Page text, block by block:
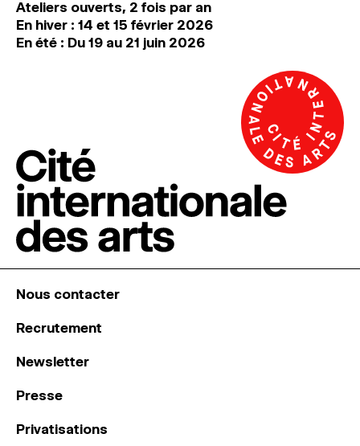
Ateliers ouverts, 2 fois par an
En hiver : 14 et 15 février 2026
En été : Du 19 au 21 juin 2026
Nous contacter
Recrutement
Newsletter
Presse
Privatisations